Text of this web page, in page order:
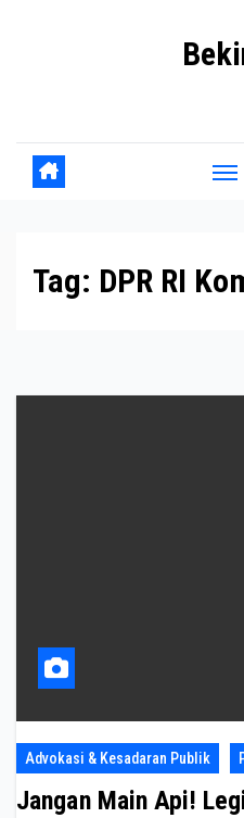
Tag: DPR RI
Advokasi & Kesadaran Publik
Jangan Main Api!